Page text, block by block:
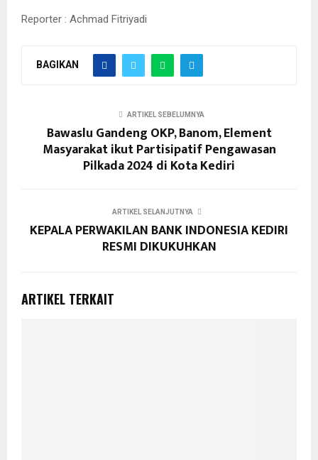
Reporter : Achmad Fitriyadi
BAGIKAN
ARTIKEL SEBELUMNYA
Bawaslu Gandeng OKP, Banom, Element
Masyarakat ikut Partisipatif Pengawasan
Pilkada 2024 di Kota Kediri
ARTIKEL SELANJUTNYA
KEPALA PERWAKILAN BANK INDONESIA KEDIRI
RESMI DIKUKUHKAN
ARTIKEL TERKAIT